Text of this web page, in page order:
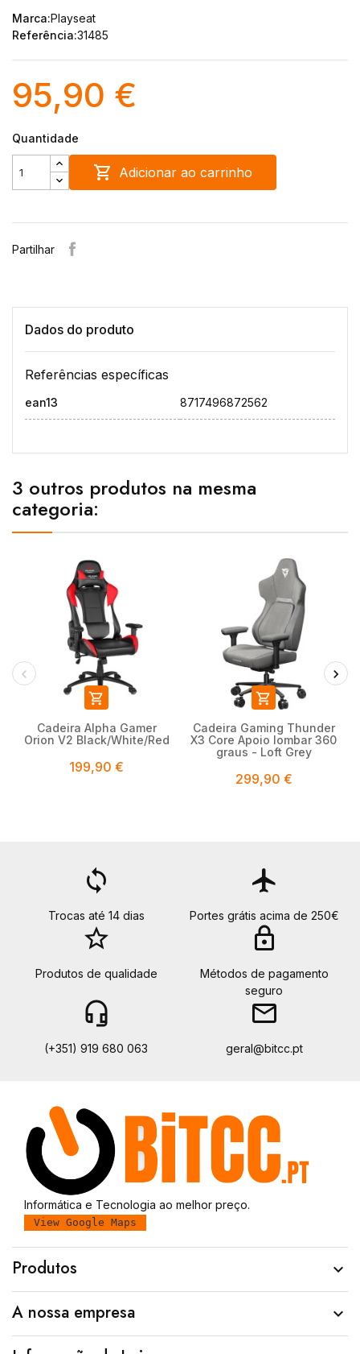
Marca:Playseat
Referência:31485
95,90 €
Quantidade
 Adicionar ao carrinho
Partilhar
Dados do produto
Referências específicas
ean13 8717496872562
3 outros produtos na mesma
categoria:

Cadeira Alpha Gamer
Orion V2 Black/White/Red
199,90 €

Cadeira Gaming Thunder
X3 Core Apoio lombar 360
graus - Loft Grey
299,90 €
loop
Trocas até 14 dias
flight
Portes grátis acima de 250€
star_border
Produtos de qualidade
lock
Métodos de pagamento
seguro
headset_mic
(+351) 919 680 063
email
geral@bitcc.pt
Informática e Tecnologia ao melhor preço.
View Google Maps
Produtos 
A nossa empresa 